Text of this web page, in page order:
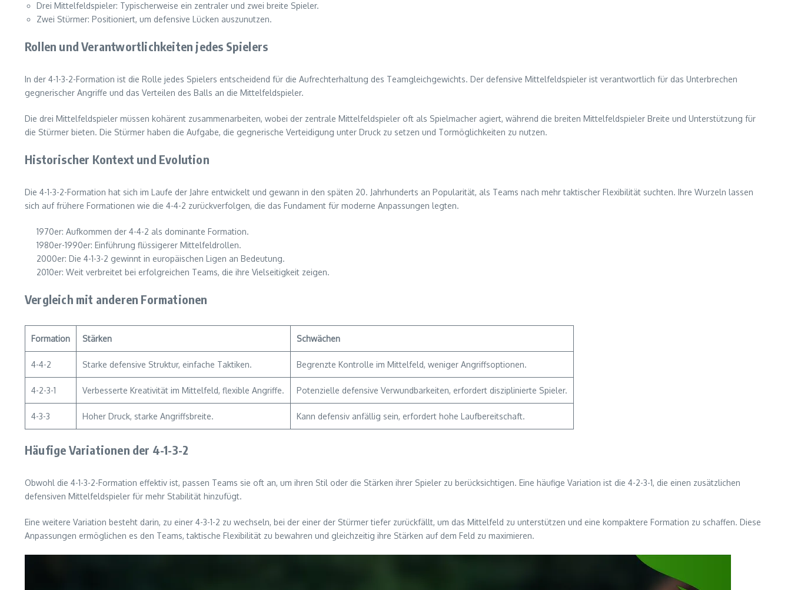
Drei Mittelfeldspieler: Typischerweise ein zentraler und zwei breite Spieler.
Zwei Stürmer: Positioniert, um defensive Lücken auszunutzen.
Rollen und Verantwortlichkeiten jedes Spielers
In der 4-1-3-2-Formation ist die Rolle jedes Spielers entscheidend für die Aufrechterhaltung des Teamgleichgewichts. Der defensive Mittelfeldspieler ist verantwortlich für das Unterbrechen
gegnerischer Angriffe und das Verteilen des Balls an die Mittelfeldspieler.
Die drei Mittelfeldspieler müssen kohärent zusammenarbeiten, wobei der zentrale Mittelfeldspieler oft als Spielmacher agiert, während die breiten Mittelfeldspieler Breite und Unterstützung für
die Stürmer bieten. Die Stürmer haben die Aufgabe, die gegnerische Verteidigung unter Druck zu setzen und Tormöglichkeiten zu nutzen.
Historischer Kontext und Evolution
Die 4-1-3-2-Formation hat sich im Laufe der Jahre entwickelt und gewann in den späten 20. Jahrhunderts an Popularität, als Teams nach mehr taktischer Flexibilität suchten. Ihre Wurzeln lassen
sich auf frühere Formationen wie die 4-4-2 zurückverfolgen, die das Fundament für moderne Anpassungen legten.
1970er: Aufkommen der 4-4-2 als dominante Formation.
1980er-1990er: Einführung flüssigerer Mittelfeldrollen.
2000er: Die 4-1-3-2 gewinnt in europäischen Ligen an Bedeutung.
2010er: Weit verbreitet bei erfolgreichen Teams, die ihre Vielseitigkeit zeigen.
Vergleich mit anderen Formationen
Formation Stärken Schwächen
4-4-2 Starke defensive Struktur, einfache Taktiken. Begrenzte Kontrolle im Mittelfeld, weniger Angriffsoptionen.
4-2-3-1 Verbesserte Kreativität im Mittelfeld, flexible Angriffe. Potenzielle defensive Verwundbarkeiten, erfordert disziplinierte Spieler.
4-3-3 Hoher Druck, starke Angriffsbreite. Kann defensiv anfällig sein, erfordert hohe Laufbereitschaft.
Häufige Variationen der 4-1-3-2
Obwohl die 4-1-3-2-Formation effektiv ist, passen Teams sie oft an, um ihren Stil oder die Stärken ihrer Spieler zu berücksichtigen. Eine häufige Variation ist die 4-2-3-1, die einen zusätzlichen
defensiven Mittelfeldspieler für mehr Stabilität hinzufügt.
Eine weitere Variation besteht darin, zu einer 4-3-1-2 zu wechseln, bei der einer der Stürmer tiefer zurückfällt, um das Mittelfeld zu unterstützen und eine kompaktere Formation zu schaffen. Diese
Anpassungen ermöglichen es den Teams, taktische Flexibilität zu bewahren und gleichzeitig ihre Stärken auf dem Feld zu maximieren.